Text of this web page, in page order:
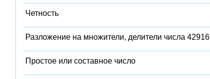
Четность
Разложение на множители, делители числа 42916
Простое или составное число